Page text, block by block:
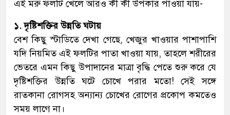
এই মরু ফলটি খেলে আরও কী কী উপকার পাওয়া যায়-
১. দৃষ্টিশক্তির উন্নতি ঘটায়
বেশ কিছু স্টাডিতে দেখা গেছে, খেজুর খাওয়ার পাশাপাশি
যদি নিয়মিত এই ফলটির পাতা খাওয়া যায়, তাহলে শরীরের
ভেতরে এমন কিছু উপাদানের মাত্রা বৃদ্ধি পেতে শুরু করে যে
দৃষ্টিশক্তির উন্নতি ঘটে চোখে পরার মতো! সেই সঙ্গে
রাতকানা রোগসহ অন্যান্য চোখের রোগের প্রকোপ কমতেও
সময় লাগে না।